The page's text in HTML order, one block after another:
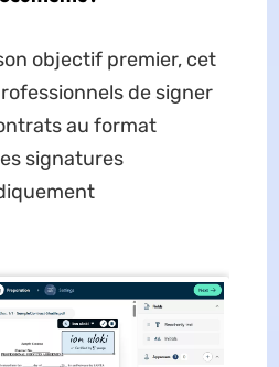
objectif premier, cet
de signer
au format
signatures